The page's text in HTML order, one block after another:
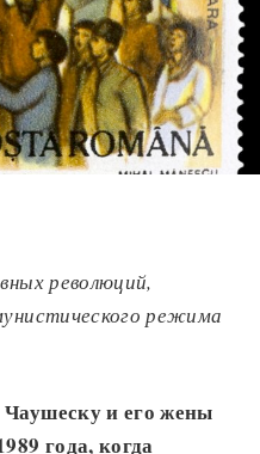
революций,
режима
и его жены
года, когда